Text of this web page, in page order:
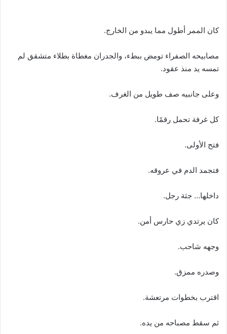
كان الممر أطول مما يبدو من الخارج.
مصابيحه الصفراء تومض ببطء، والجدران مغطاة بطلاء متشقق لم
تمسه يد منذ عقود.
وعلى جانبيه صف طويل من الغرف.
كل غرفة تحمل رقمًا.
فتح الأولى.
فتجمد الدم في عروقه.
داخلها… جثة رجل.
كان يرتدي زي حارس أمن.
وجهه شاحب.
وصدره ممزق.
اقترب بخطوات مرتعشة.
ثم سقط مصباحه من يده.